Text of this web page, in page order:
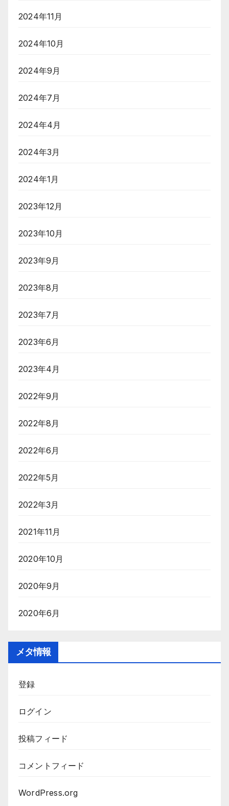
2024年11月
2024年10月
2024年9月
2024年7月
2024年4月
2024年3月
2024年1月
2023年12月
2023年10月
2023年9月
2023年8月
2023年7月
2023年6月
2023年4月
2022年9月
2022年8月
2022年6月
2022年5月
2022年3月
2021年11月
2020年10月
2020年9月
2020年6月
メタ情報
登録
ログイン
投稿フィード
コメントフィード
WordPress.org